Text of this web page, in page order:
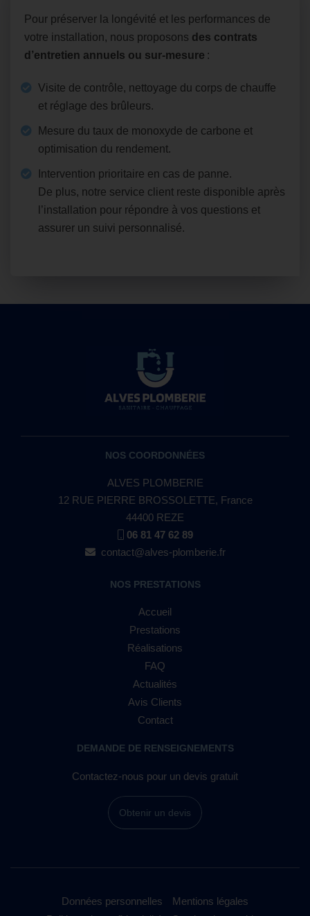
Pour préserver la longévité et les performances de
votre installation, nous proposons des contrats
d’entretien annuels ou sur‑mesure :
Visite de contrôle, nettoyage du corps de chauffe
et réglage des brûleurs.
Mesure du taux de monoxyde de carbone et
optimisation du rendement.
Intervention prioritaire en cas de panne.
De plus, notre service client reste disponible après
l’installation pour répondre à vos questions et
assurer un suivi personnalisé.
NOS COORDONNÉES
ALVES PLOMBERIE
12 RUE PIERRE BROSSOLETTE, France
44400 REZE
06 81 47 62 89
contact@alves-plomberie.fr
NOS PRESTATIONS
Accueil
Prestations
Réalisations
FAQ
Actualités
Avis Clients
Contact
DEMANDE DE RENSEIGNEMENTS
Contactez-nous pour un devis gratuit
Obtenir un devis
Données personnelles
Mentions légales